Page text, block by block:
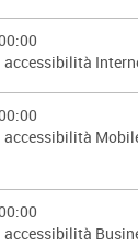
accessibilità